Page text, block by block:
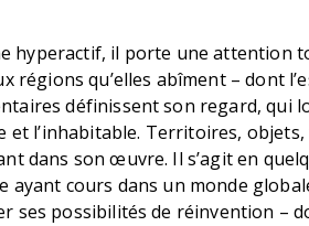
hyperactif, il porte une attention
qu’elles abîment – dont
définissent son regard, qui
et l’inhabitable. Territoires,
dans son œuvre. Il s’agit en
ayant cours dans un monde
ses possibilités de réinvention –